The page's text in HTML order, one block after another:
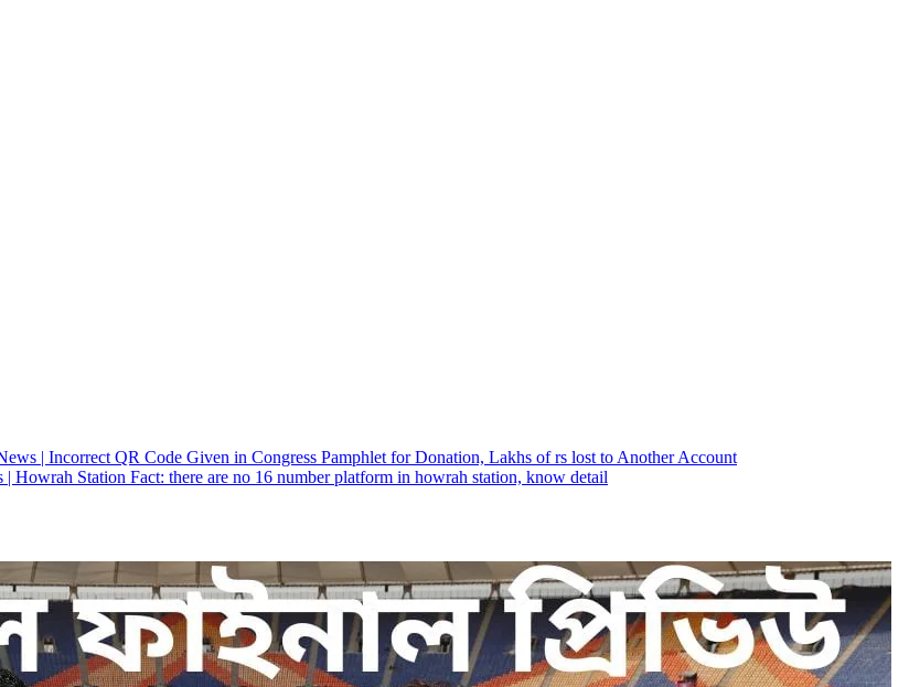
News | Incorrect QR Code Given in Congress Pamphlet for Donation, Lakhs of rs lost to Another Account
| Howrah Station Fact: there are no 16 number platform in howrah station, know detail